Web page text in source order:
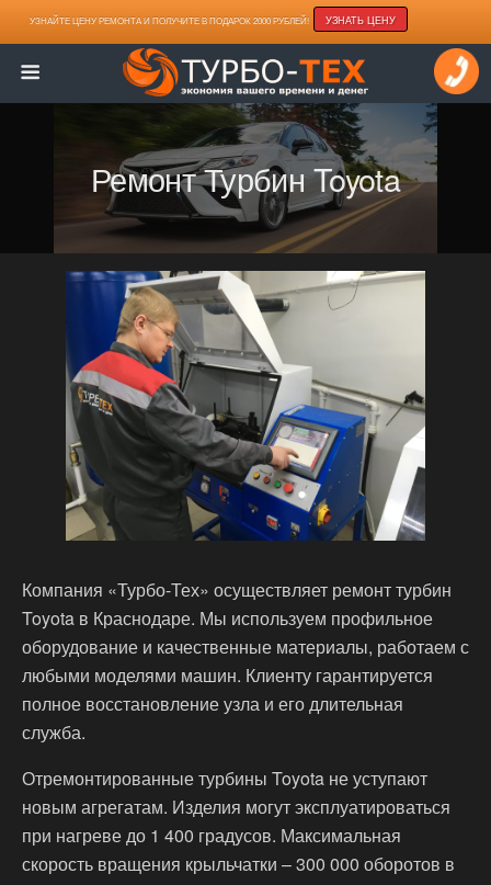
УЗНАЙТЕ ЦЕНУ РЕМОНТА И ПОЛУЧИТЕ В ПОДАРОК 2000 РУБЛЕЙ! УЗНАТЬ ЦЕНУ
Ремонт Турбин Toyota
Компания «Турбо-Тех» осуществляет ремонт турбин
Toyota в Краснодаре. Мы используем профильное
оборудование и качественные материалы, работаем с
любыми моделями машин. Клиенту гарантируется
полное восстановление узла и его длительная
служба.
Отремонтированные турбины Toyota не уступают
новым агрегатам. Изделия могут эксплуатироваться
при нагреве до 1 400 градусов. Максимальная
скорость вращения крыльчатки – 300 000 оборотов в